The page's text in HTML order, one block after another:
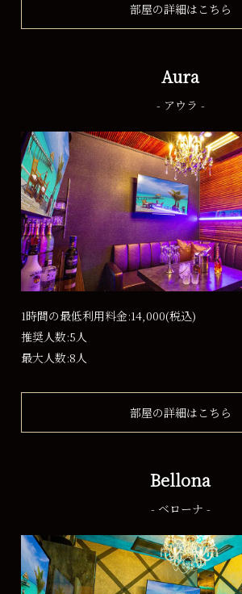
部屋の詳細はこちら
Aura
- アウラ -
1時間の最低利用料金:14,000(税込)
推奨人数:5人
最大人数:8人
部屋の詳細はこちら
Bellona
- ベローナ -